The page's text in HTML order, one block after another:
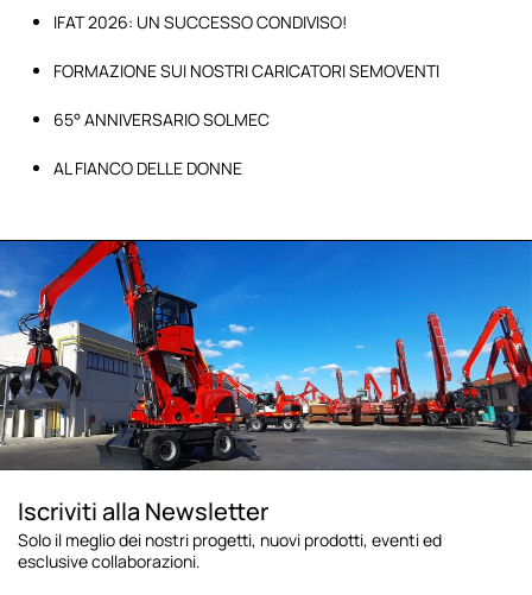
IFAT 2026: UN SUCCESSO CONDIVISO!
FORMAZIONE SUI NOSTRI CARICATORI SEMOVENTI
65° ANNIVERSARIO SOLMEC
AL FIANCO DELLE DONNE
Iscriviti alla Newsletter
Solo il meglio dei nostri progetti, nuovi prodotti, eventi ed
esclusive collaborazioni.